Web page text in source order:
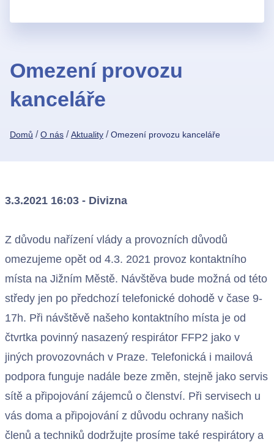
Kontakty
Omezení provozu
kanceláře
Domů /O nás /Aktuality /Omezení provozu kanceláře
3.3.2021 16:03 - Divizna
Z důvodu nařízení vlády a provozních důvodů
omezujeme opět od 4.3. 2021 provoz kontaktního
místa na Jižním Městě. Návštěva bude možná od této
středy jen po předchozí telefonické dohodě v čase 9-
17h. Při návštěvě našeho kontaktního místa je od
čtvrtka povinný nasazený respirátor FFP2 jako v
jiných provozovnách v Praze. Telefonická i mailová
podpora funguje nadále beze změn, stejně jako servis
sítě a připojování zájemců o členství. Při servisech u
vás doma a připojování z důvodu ochrany našich
členů a techniků dodržujte prosíme také respirátory a